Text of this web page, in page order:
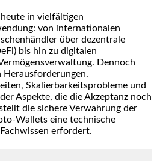
in vielfältigen
von internationalen
über dezentrale
bis hin zu digitalen
Dennoch
Herausforderungen.
Skalierbarkeitsprobleme und
Aspekte, die die Akzeptanz noch
die sichere Verwahrung der
Wallets eine technische
erfordert.